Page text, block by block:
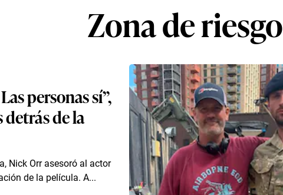
Zona de riesgo
personas sí”,
de la
Nick Orr asesoró al actor
de la película. A...